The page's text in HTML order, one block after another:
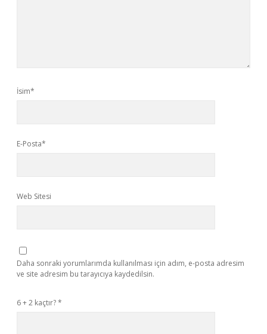
İsim*
E-Posta*
Web Sitesi
Daha sonraki yorumlarımda kullanılması için adım, e-posta adresim
ve site adresim bu tarayıcıya kaydedilsin.
6 + 2 kaçtır?*